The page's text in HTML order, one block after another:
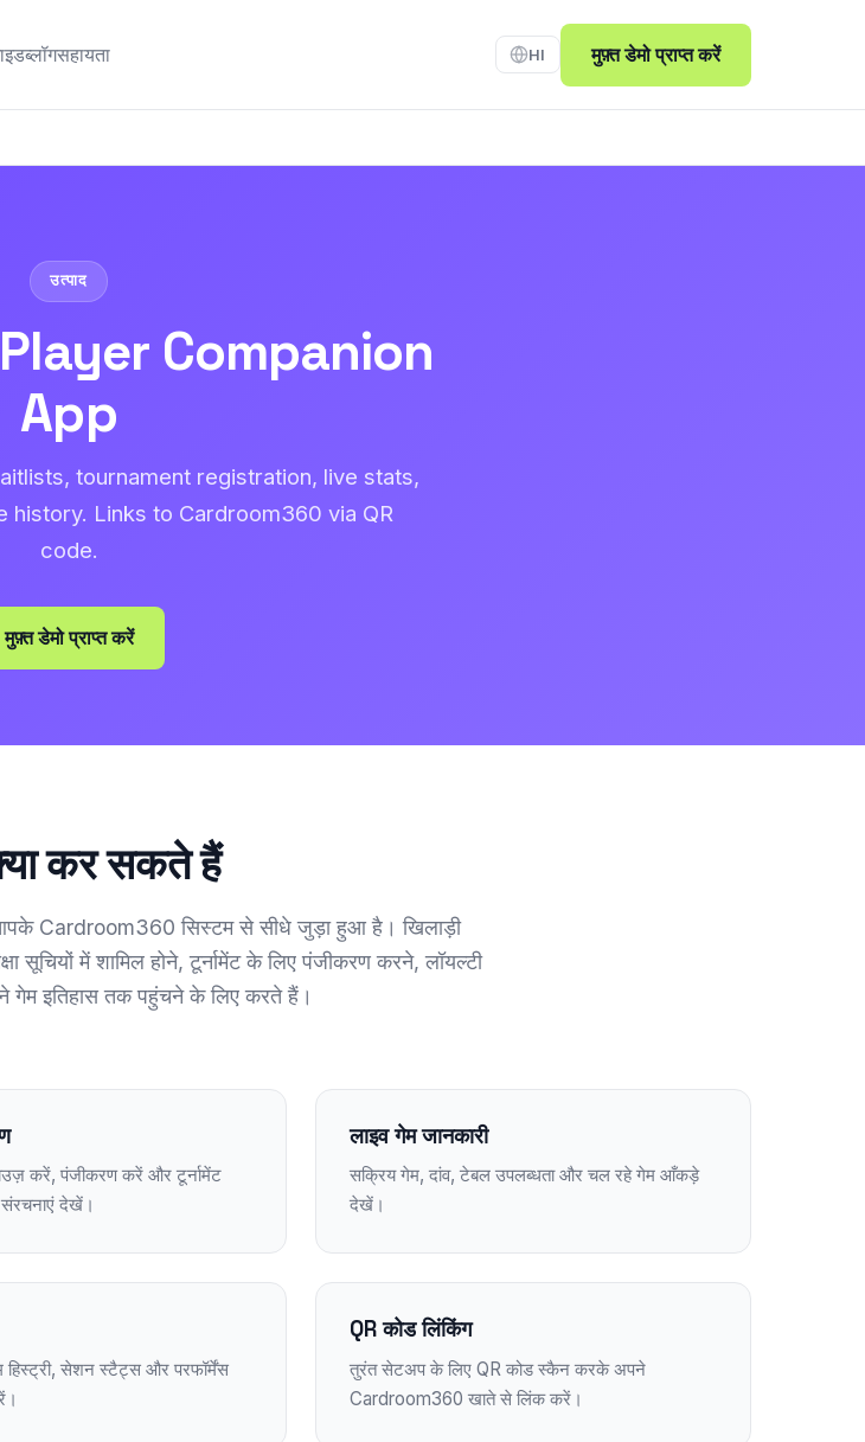
ब्लॉगसहायता HI मुफ़्त डेमो प्राप्त करें
उत्पाद
Companion
App
tournament registration, live stats,
history. Links to Cardroom360 via QR
code.
मुफ़्त डेमो प्राप्त करें
कर सकते हैं
आपके Cardroom360 सिस्टम से सीधे जुड़ा हुआ है। खिलाड़ी
सूचियों में शामिल होने, टूर्नामेंट के लिए पंजीकरण करने, लॉयल्टी
इतिहास तक पहुंचने के लिए करते हैं।
करें, पंजीकरण करें और टूर्नामेंट
संरचनाएं देखें।
लाइव गेम जानकारी
सक्रिय गेम, दांव, टेबल उपलब्धता और चल रहे गेम आँकड़े
देखें।
हिस्ट्री, सेशन स्टैट्स और परफॉर्मेंस
QR कोड लिंकिंग
तुरंत सेटअप के लिए QR कोड स्कैन करके अपने
Cardroom360 खाते से लिंक करें।